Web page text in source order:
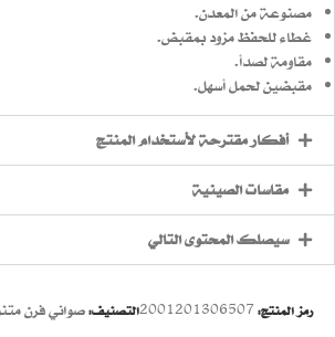
مصنوعة من المعدن.
غطاء للحفظ مزود بمقبض.
مقاومة لصدأ.
مقبضين لحمل أسهل.
أفكار مقترحة لأستخدام المنتج
مقاسات الصينية
سيصلك المحتوى التالي
رمز المنتج:2001201306507التصنيف:صواني فرن